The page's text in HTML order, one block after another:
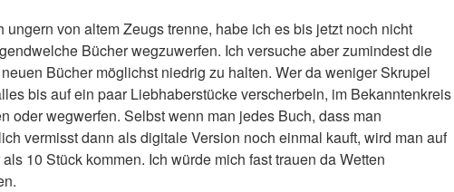
ungern von altem Zeugs trenne, habe ich es bis jetzt noch nicht
Bücher wegzuwerfen. Ich versuche aber zumindest die
Bücher möglichst niedrig zu halten. Wer da weniger Skrupel
bis auf ein paar Liebhaberstücke verscherbeln, im Bekanntenkreis
oder wegwerfen. Selbst wenn man jedes Buch, dass man
vermisst dann als digitale Version noch einmal kauft, wird man auf
10 Stück kommen. Ich würde mich fast trauen da Wetten